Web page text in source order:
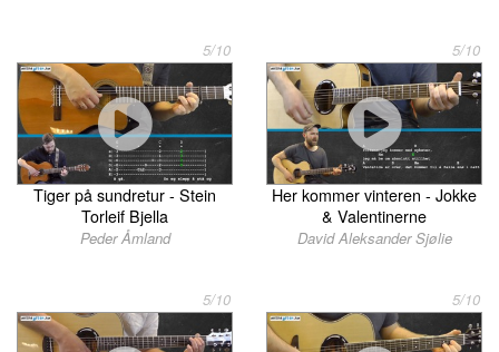
5/10
Tiger på sundretur - Stein
Torleif Bjella
Peder Åmland
5/10
Her kommer vinteren - Jokke
& Valentinerne
David Aleksander Sjølie
5/10 5/10